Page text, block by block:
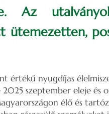
Az
ütemezetten,
értékű nyugdíjas
szeptember eleje és
élő és